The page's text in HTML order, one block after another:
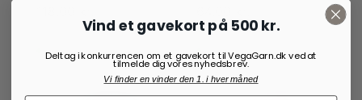
På lager På lager
Vind et gavekort på 500 kr.
Deltag i konkurrencen om et gavekort til VegaGarn.dk ved at
tilmelde dig vores nyhedsbrev.
Vi finder en vinder den 1. i hver måned